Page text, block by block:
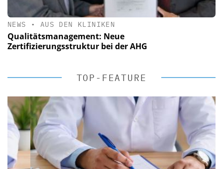
NEWS • AUS DEN KLINIKEN
Qualitätsmanagement: Neue
Zertifizierungsstruktur bei der AHG
TOP-FEATURE